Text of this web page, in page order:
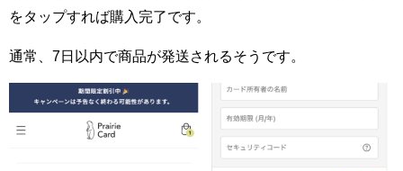
をタップすれば購入完了です。
通常、7日以内で商品が発送されるそうです。